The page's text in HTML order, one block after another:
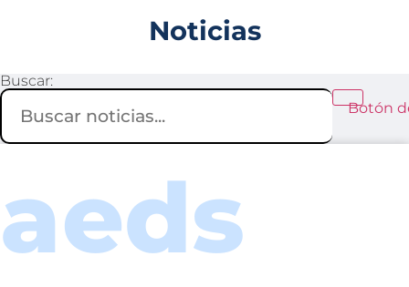
Noticias
Buscar:
Botón
aeds